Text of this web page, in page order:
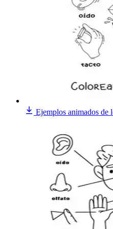
Ejemplos animados de